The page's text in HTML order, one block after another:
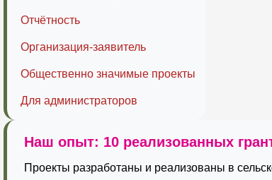
Отчётность
Организация-заявитель
Общественно значимые проекты
Для администраторов
Наш опыт: 10 реализованных
Проекты разработаны и реализованы в